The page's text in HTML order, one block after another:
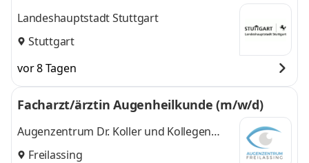
Landeshauptstadt Stuttgart
Stuttgart
vor 8 Tagen
Facharzt/ärztin Augenheilkunde (m/w/d)
Augenzentrum Dr. Koller und Kollegen
GmbH
Freilassing